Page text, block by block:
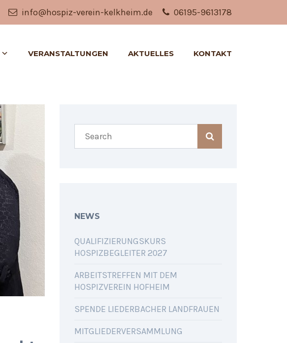
info@hospiz-verein-kelkheim.de 06195-9613178
VERANSTALTUNGEN AKTUELLES KONTAKT
NEWS
QUALIFIZIERUNGSKURS
HOSPIZBEGLEITER 2027
ARBEITSTREFFEN MIT DEM
HOSPIZVEREIN HOFHEIM
SPENDE LIEDERBACHER LANDFRAUEN
MITGLIEDERVERSAMMLUNG